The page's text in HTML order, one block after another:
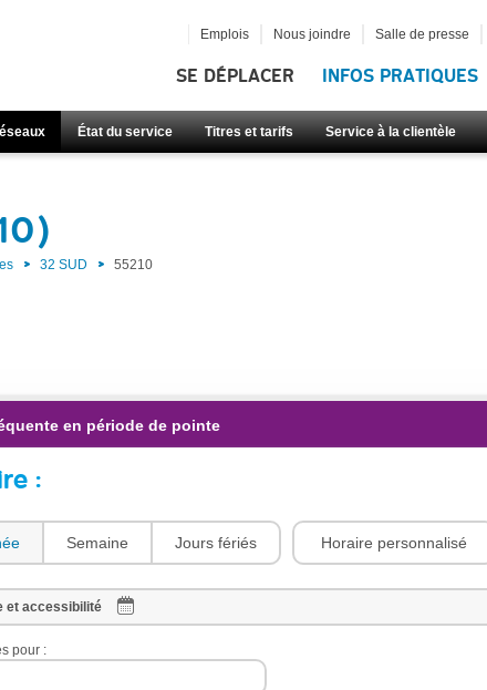
SE DÉPLACER INFOS PRATIQUES
État du service Titres et tarifs Service à la clientèle
Emplois Nous joindre Salle de presse
32 SUD 55210
en période de pointe
:
Semaine Jours fériés Horaire personnalisé
et accessibilité
pour :